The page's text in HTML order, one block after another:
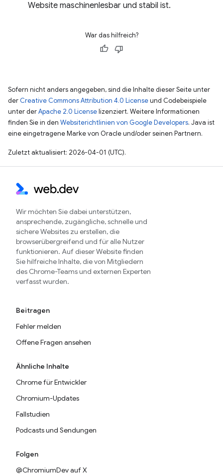
Website maschinenlesbar und stabil ist.
War das hilfreich?
Sofern nicht anders angegeben, sind die Inhalte dieser Seite unter
der Creative Commons Attribution 4.0 Licenseund Codebeispiele
unter derApache 2.0 Licenselizenziert. Weitere Informationen
finden Sie in den Websiterichtlinien von Google Developers. Java ist
eine eingetragene Marke von Oracle und/oder seinen Partnern.
Zuletzt aktualisiert: 2026-04-01 (UTC).
Wir möchten Sie dabei unterstützen,
ansprechende, zugängliche, schnelle und
sichere Websites zu erstellen, die
browserübergreifend und für alle Nutzer
funktionieren. Auf dieser Website finden
Sie hilfreiche Inhalte, die von Mitgliedern
des Chrome-Teams und externen Experten
verfasst wurden.
Beitragen
Fehler melden
Offene Fragen ansehen
Ähnliche Inhalte
Chrome für Entwickler
Chromium-Updates
Fallstudien
Podcasts und Sendungen
Folgen
@ChromiumDev auf X